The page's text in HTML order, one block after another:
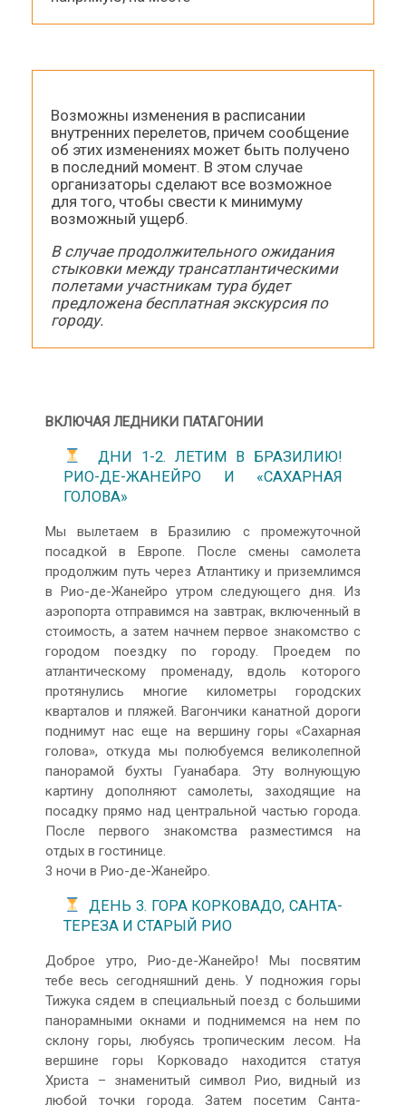
Возможны изменения в расписании
внутренних перелетов, причем сообщение
об этих изменениях может быть получено
в последний момент. В этом случае
организаторы сделают все возможное
для того, чтобы свести к минимуму
возможный ущерб.
В случае продолжительного ожидания
стыковки между трансатлантическими
полетами участникам тура будет
предложена бесплатная экскурсия по
городу.
ВКЛЮЧАЯ ЛЕДНИКИ ПАТАГОНИИ
ДНИ 1-2. ЛЕТИМ В БРАЗИЛИЮ!
РИО-ДЕ-ЖАНЕЙРО И «САХАРНАЯ
ГОЛОВА»
Мы вылетаем в Бразилию с промежуточной
посадкой в Европе. После смены самолета
продолжим путь через Атлантику и приземлимся
в Рио-де-Жанейро утром следующего дня. Из
аэропорта отправимся на завтрак, включенный в
стоимость, а затем начнем первое знакомство с
городом поездку по городу. Проедем по
атлантическому променаду, вдоль которого
протянулись многие километры городских
кварталов и пляжей. Вагончики канатной дороги
поднимут нас еще на вершину горы «Сахарная
голова», откуда мы полюбуемся великолепной
панорамой бухты Гуанабара. Эту волнующую
картину дополняют самолеты, заходящие на
посадку прямо над центральной частью города.
После первого знакомства разместимся на
отдых в гостинице.
3 ночи в Рио-де-Жанейро.
ДЕНЬ 3. ГОРА КОРКОВАДО, САНТА-
ТЕРЕЗА И СТАРЫЙ РИО
Доброе утро, Рио-де-Жанейро! Мы посвятим
тебе весь сегодняшний день. У подножия горы
Тижука сядем в специальный поезд с большими
панорамными окнами и поднимемся на нем по
склону горы, любуясь тропическим лесом. На
вершине горы Корковадо находится статуя
Христа – знаменитый символ Рио, видный из
любой точки города. Затем посетим Санта-